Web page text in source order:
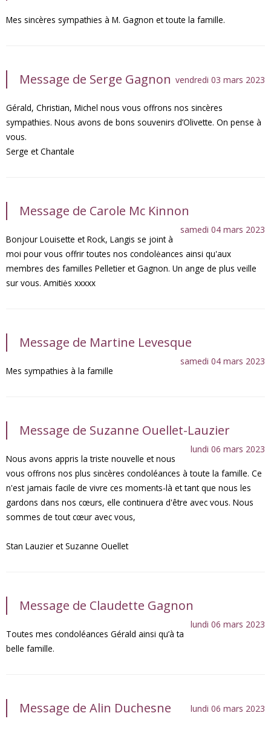
Mes sincères sympathies à M. Gagnon et toute la famille.
Message de Serge Gagnon vendredi 03 mars 2023
Gérald, Christian, Michel nous vous offrons nos sincères
sympathies. Nous avons de bons souvenirs d’Olivette. On pense à
vous.
Serge et Chantale
Message de Carole Mc Kinnon
samedi 04 mars 2023
Bonjour Louisette et Rock, Langis se joint à
moi pour vous offrir toutes nos condolėances ainsi qu'aux
membres des familles Pelletier et Gagnon. Un ange de plus veille
sur vous. Amitiės xxxxx
Message de Martine Levesque
samedi 04 mars 2023
Mes sympathies à la famille
Message de Suzanne Ouellet-Lauzier
lundi 06 mars 2023
Nous avons appris la triste nouvelle et nous
vous offrons nos plus sincères condoléances à toute la famille. Ce
n'est jamais facile de vivre ces moments-là et tant que nous les
gardons dans nos cœurs, elle continuera d'être avec vous. Nous
sommes de tout cœur avec vous,
Stan Lauzier et Suzanne Ouellet
Message de Claudette Gagnon
lundi 06 mars 2023
Toutes mes condoléances Gérald ainsi qu’à ta
belle famille.
Message de Alin Duchesne lundi 06 mars 2023